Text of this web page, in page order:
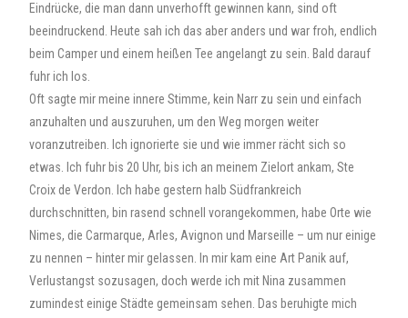
Eindrücke, die man dann unverhofft gewinnen kann, sind oft
beeindruckend. Heute sah ich das aber anders und war froh, endlich
beim Camper und einem heißen Tee angelangt zu sein. Bald darauf
fuhr ich los.
Oft sagte mir meine innere Stimme, kein Narr zu sein und einfach
anzuhalten und auszuruhen, um den Weg morgen weiter
voranzutreiben. Ich ignorierte sie und wie immer rächt sich so
etwas. Ich fuhr bis 20 Uhr, bis ich an meinem Zielort ankam, Ste
Croix de Verdon. Ich habe gestern halb Südfrankreich
durchschnitten, bin rasend schnell vorangekommen, habe Orte wie
Nimes, die Carmarque, Arles, Avignon und Marseille – um nur einige
zu nennen – hinter mir gelassen. In mir kam eine Art Panik auf,
Verlustangst sozusagen, doch werde ich mit Nina zusammen
zumindest einige Städte gemeinsam sehen. Das beruhigte mich